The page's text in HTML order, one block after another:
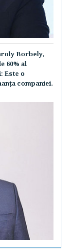
Borbely,
60% al
Este o
companiei.